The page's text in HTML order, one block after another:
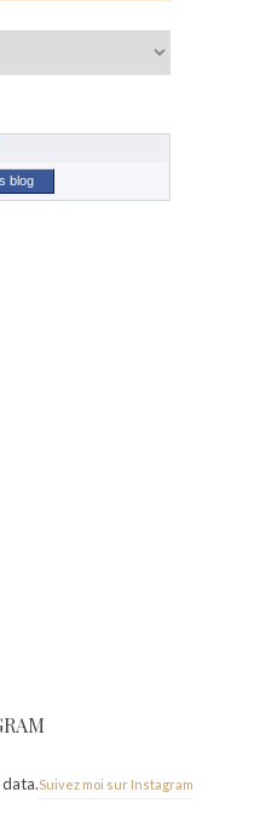
blog
Suivez moi sur Instagram